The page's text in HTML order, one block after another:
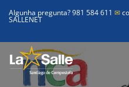
Algunha pregunta? 981 584 611 ✉
SALLENET